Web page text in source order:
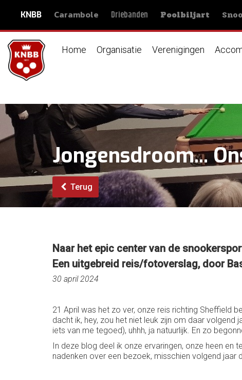
KNBB Carambole Driebanden Poolbiljart
Home Organisatie Verenigingen
Jongensdroom...
Terug
Naar het epic center van de
Een uitgebreid reis/fotoverslag, door
30 april 2024
21 April was het zo ver, onze reis richting Sheffield
dacht ik, hey, zou het niet leuk zijn om daar
iets van me tegoed), uhhh, ja natuurlijk. En zo
In deze blog deel ik onze ervaringen, onze heen en
nadenken over een bezoek, misschien volgend